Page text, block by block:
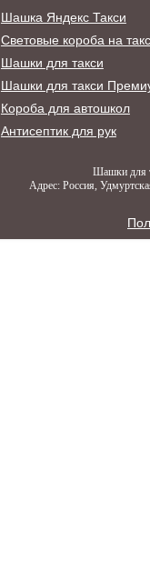
Шашка Яндекс Такси
Световые короба на
Шашки для такси
Шашки для такси
Короба для автошкол
Антисептик для рук
Шашки для
Адрес: Россия,